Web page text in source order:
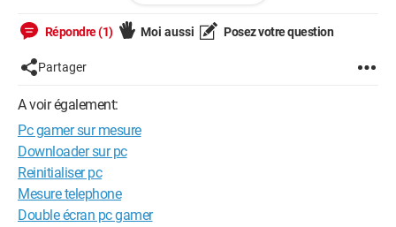
Répondre (1) Moi aussi Posez votre question
Partager
A voir également:
Pc gamer sur mesure
Downloader sur pc
Reinitialiser pc
Mesure telephone
Double écran pc gamer